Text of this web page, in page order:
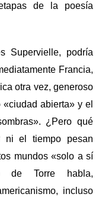
de la poesía
Supervielle, podría
Francia,
otra vez, generoso
abierta» y el
¿Pero qué
ni el tiempo pesan
mundos «solo a sí
de Torre habla,
incluso